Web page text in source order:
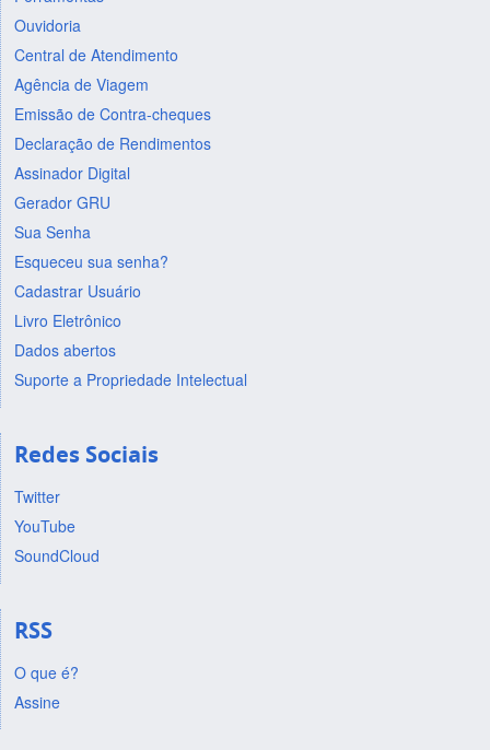
Ouvidoria
Central de Atendimento
Agência de Viagem
Emissão de Contra-cheques
Declaração de Rendimentos
Assinador Digital
Gerador GRU
Sua Senha
Esqueceu sua senha?
Cadastrar Usuário
Livro Eletrônico
Dados abertos
Suporte a Propriedade Intelectual
Redes Sociais
Twitter
YouTube
SoundCloud
RSS
O que é?
Assine